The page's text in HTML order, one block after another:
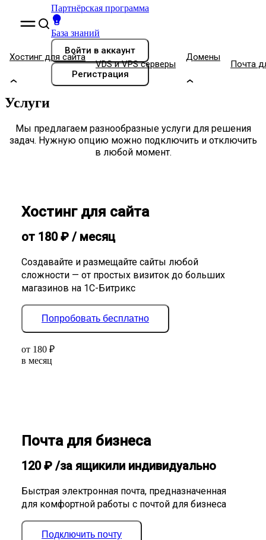
Партнёрская программа
База знаний
Войти в аккаунт
Регистрация
Хостинг для сайта
VDS и VPS серверы
Домены
Почта
Услуги
Мы предлагаем разнообразные услуги для решения
задач. Нужную опцию можно подключить и отключить
в любой момент.
Хостинг для сайта
от 180₽ / месяц
Создавайте и размещайте сайты любой
сложности — от простых визиток до больших
магазинов на 1С-Битрикс
Попробовать бесплатно
от 180 ₽
в месяц
Почта для бизнеса
120₽ /за ящикили индивидуально
Быстрая электронная почта, предназначенная
для комфортной работы с почтой для бизнеса
Подключить почту